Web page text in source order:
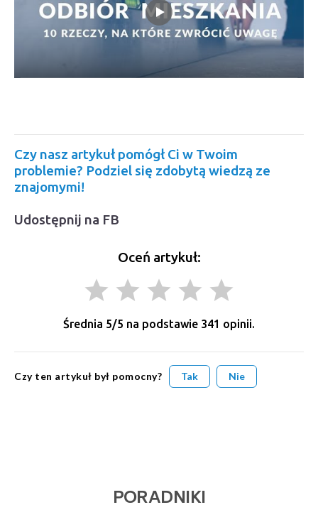
Czy nasz artykuł pomógł Ci w Twoim
problemie? Podziel się zdobytą wiedzą ze
znajomymi!
Udostępnij na FB
Oceń artykuł:
grade grade grade grade grade
Średnia 5/5 na podstawie 341 opinii.
Czy ten artykuł był pomocny? Tak Nie
PORADNIKI